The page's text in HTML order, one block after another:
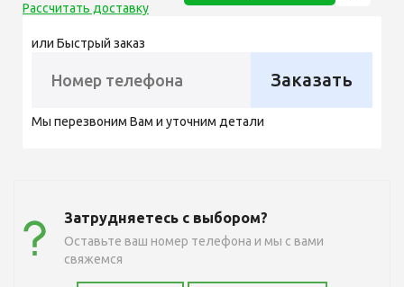
Рассчитать доставку
или Быстрый заказ
Заказать
Мы перезвоним Вам и уточним детали
Затрудняетесь с выбором?
Оставьте ваш номер телефона и мы с вами
свяжемся